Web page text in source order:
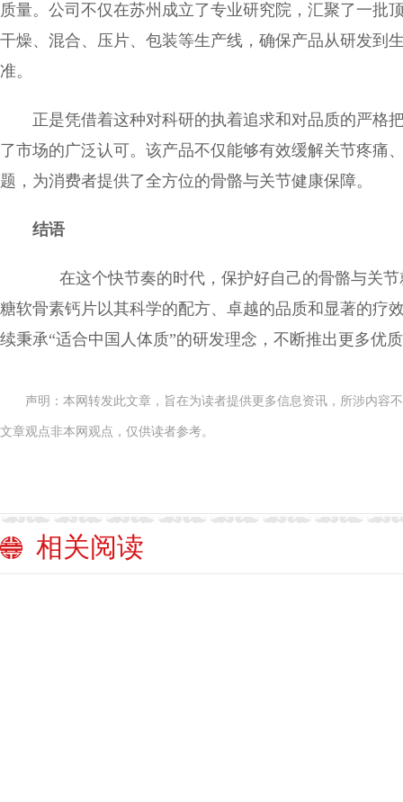
质量。公司不仅在苏州成立了专业研究院，汇聚了一批
干燥、混合、压片、包装等生产线，确保产品从研发到
准。
正是凭借着这种对科研的执着追求和对品质的严格
了市场的广泛认可。该产品不仅能够有效缓解关节疼痛
题，为消费者提供了全方位的骨骼与关节健康保障。
结语
在这个快节奏的时代，保护好自己的骨骼与关节
糖软骨素钙片以其科学的配方、卓越的品质和显著的疗
续秉承“适合中国人体质”的研发理念，不断推出更多优
声明：本网转发此文章，旨在为读者提供更多信息资讯，所涉内容
文章观点非本网观点，仅供读者参考。
相关阅读